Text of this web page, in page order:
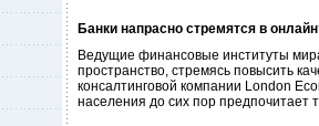
Банки напрасно стремятся в
Ведущие финансовые институты
пространство, стремясь повысить
консалтинговой компании London
населения до сих пор предпочитает